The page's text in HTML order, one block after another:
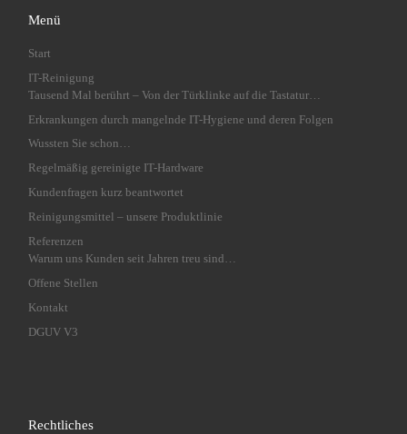
Menü
Start
IT-Reinigung
Tausend Mal berührt – Von der Türklinke auf die Tastatur…
Erkrankungen durch mangelnde IT-Hygiene und deren Folgen
Wussten Sie schon…
Regelmäßig gereinigte IT-Hardware
Kundenfragen kurz beantwortet
Reinigungsmittel – unsere Produktlinie
Referenzen
Warum uns Kunden seit Jahren treu sind…
Offene Stellen
Kontakt
DGUV V3
Rechtliches